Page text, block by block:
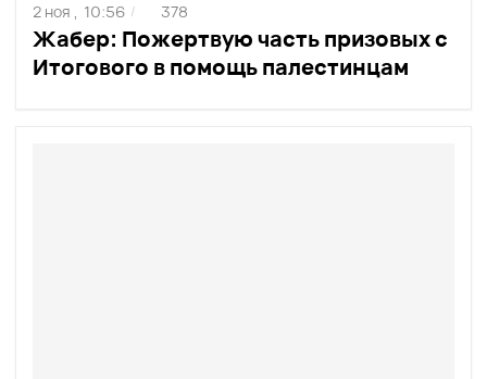
Жабер: Пожертвую часть призовых с
Итогового в помощь палестинцам
2 ноя , 10:56 / 378